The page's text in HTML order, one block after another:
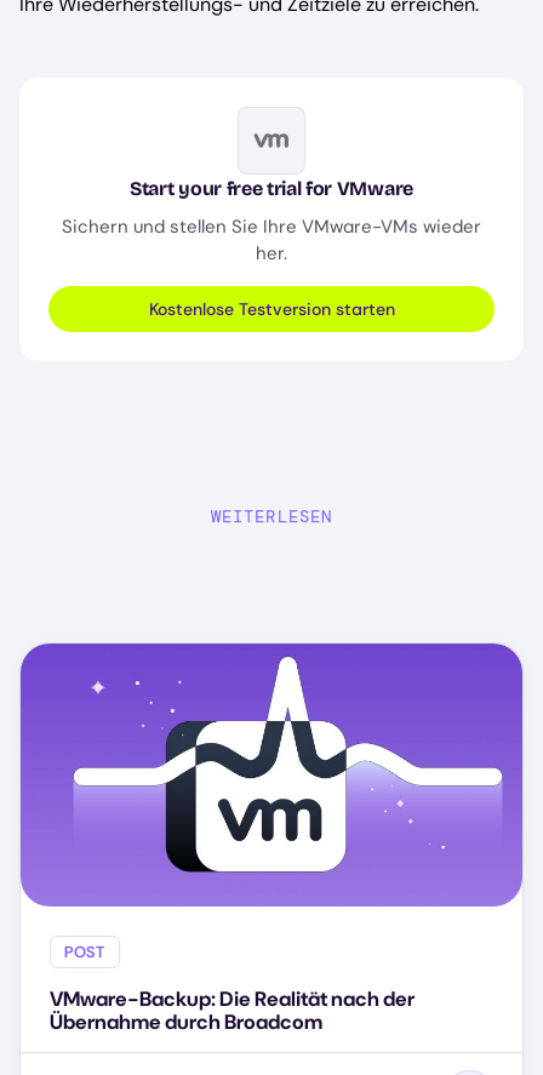
Image
Start your free trial for VMware
Sichern und stellen Sie Ihre VMware-VMs wieder
her.
Kostenlose Testversion starten
WEITERLESEN
POST
VMware-Backup: Die Realität nach der
Übernahme durch Broadcom